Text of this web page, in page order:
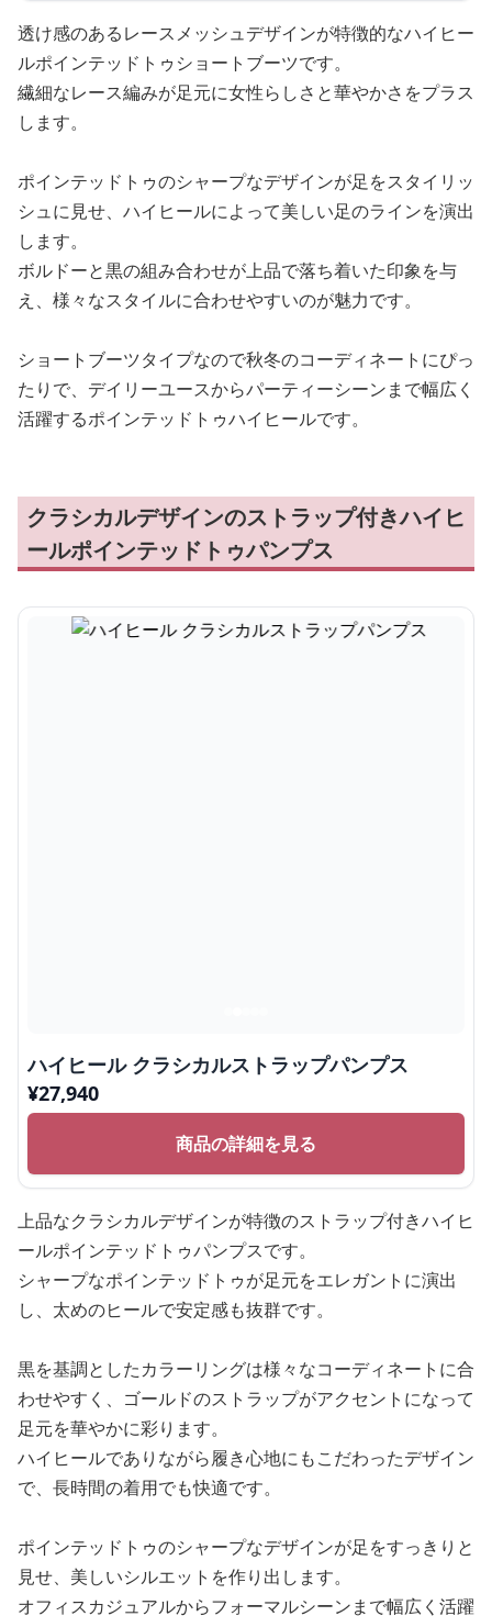
透け感のあるレースメッシュデザインが特徴的なハイヒー
ルポインテッドトゥショートブーツです。
繊細なレース編みが足元に女性らしさと華やかさをプラス
します。
ポインテッドトゥのシャープなデザインが足をスタイリッ
シュに見せ、ハイヒールによって美しい足のラインを演出
します。
ボルドーと黒の組み合わせが上品で落ち着いた印象を与
え、様々なスタイルに合わせやすいのが魅力です。
ショートブーツタイプなので秋冬のコーディネートにぴっ
たりで、デイリーユースからパーティーシーンまで幅広く
活躍するポインテッドトゥハイヒールです。
クラシカルデザインのストラップ付きハイヒ
ールポインテッドトゥパンプス
ハイヒール クラシカルストラップパンプス
¥27,940
商品の詳細を見る
上品なクラシカルデザインが特徴のストラップ付きハイヒ
ールポインテッドトゥパンプスです。
シャープなポインテッドトゥが足元をエレガントに演出
し、太めのヒールで安定感も抜群です。
黒を基調としたカラーリングは様々なコーディネートに合
わせやすく、ゴールドのストラップがアクセントになって
足元を華やかに彩ります。
ハイヒールでありながら履き心地にもこだわったデザイン
で、長時間の着用でも快適です。
ポインテッドトゥのシャープなデザインが足をすっきりと
見せ、美しいシルエットを作り出します。
オフィスカジュアルからフォーマルシーンまで幅広く活躍